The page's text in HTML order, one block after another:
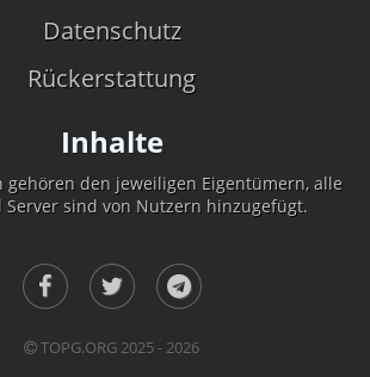
Datenschutz
Rückerstattung
Inhalte
gehören den jeweiligen Eigentümern, alle
Server sind von Nutzern hinzugefügt.
TOPG.ORG 2025 - 2026